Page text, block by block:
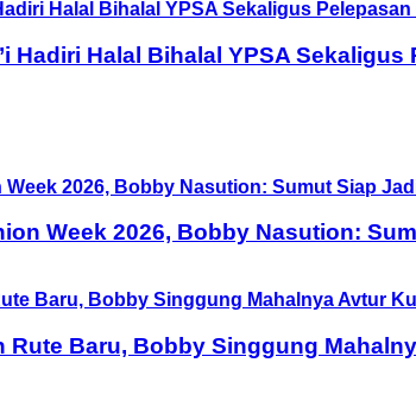
Hadiri Halal Bihalal YPSA
Week 2026, Bobby Nasution:
Rute Baru, Bobby Singgung